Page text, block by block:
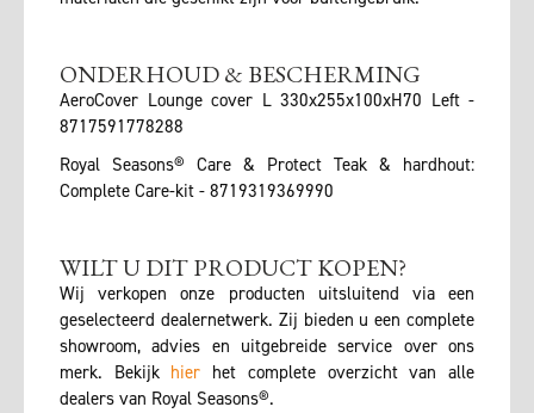
ONDERHOUD & BESCHERMING
AeroCover Lounge cover L 330x255x100xH70 Left -
8717591778288
Royal Seasons® Care & Protect Teak & hardhout:
Complete Care-kit - 8719319369990
WILT U DIT PRODUCT KOPEN?
Wij verkopen onze producten uitsluitend via een
geselecteerd dealernetwerk. Zij bieden u een complete
showroom, advies en uitgebreide service over ons
merk. Bekijk hier het complete overzicht van alle
dealers van Royal Seasons®.